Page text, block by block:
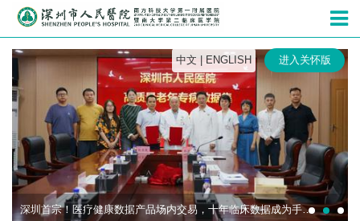
深圳市人民
中文 ENGLISH 进入关怀版
深圳首宗！医疗健康数据产品场内交易，十年临床数据成为手术机器人研发“燃料”